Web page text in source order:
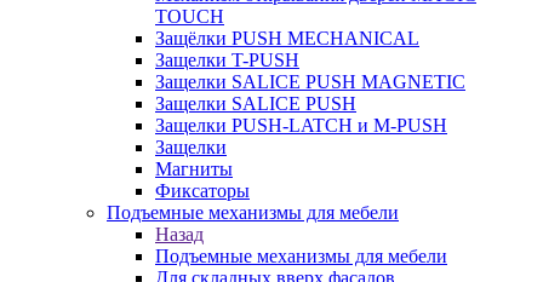
TOUCH
Защёлки PUSH MECHANICAL
Защелки T-PUSH
Защелки SALICE PUSH MAGNETIC
Защелки SALICE PUSH
Защелки PUSH-LATCH и M-PUSH
Защелки
Магниты
Фиксаторы
Подъемные механизмы для мебели
Назад
Подъемные механизмы для мебели
Для складных вверх фасадов